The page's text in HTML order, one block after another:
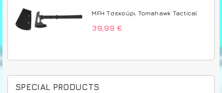
MFH Τσεκούρι Tomahawk Tactical
39,99 €
SPECIAL PRODUCTS